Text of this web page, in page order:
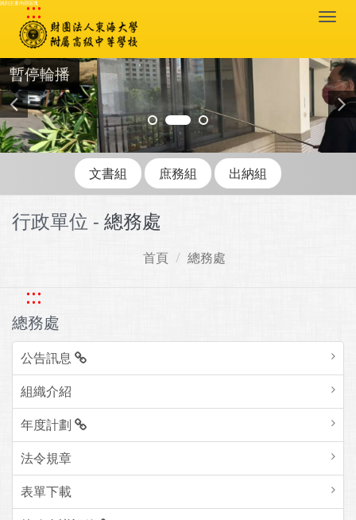
跳到主要內容區塊
:::
暫停輪播
文書組 庶務組 出納組
行政單位 - 總務處
首頁 總務處
:::
總務處
公告訊息
組織介紹
年度計劃
法令規章
表單下載